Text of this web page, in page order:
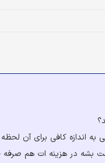
به اندازه کافی برای آن
بشه در هزینه ات هم